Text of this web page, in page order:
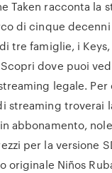
Taken racconta la
di cinque
tre famiglie, i
dove puoi
legale. Per
streaming troverai
abbonamento,
per la versione
originale Niños